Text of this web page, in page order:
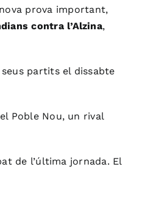
prova important,
contra l’Alzina,
partits el dissabte
Poble Nou, un rival
de l’última jornada. El